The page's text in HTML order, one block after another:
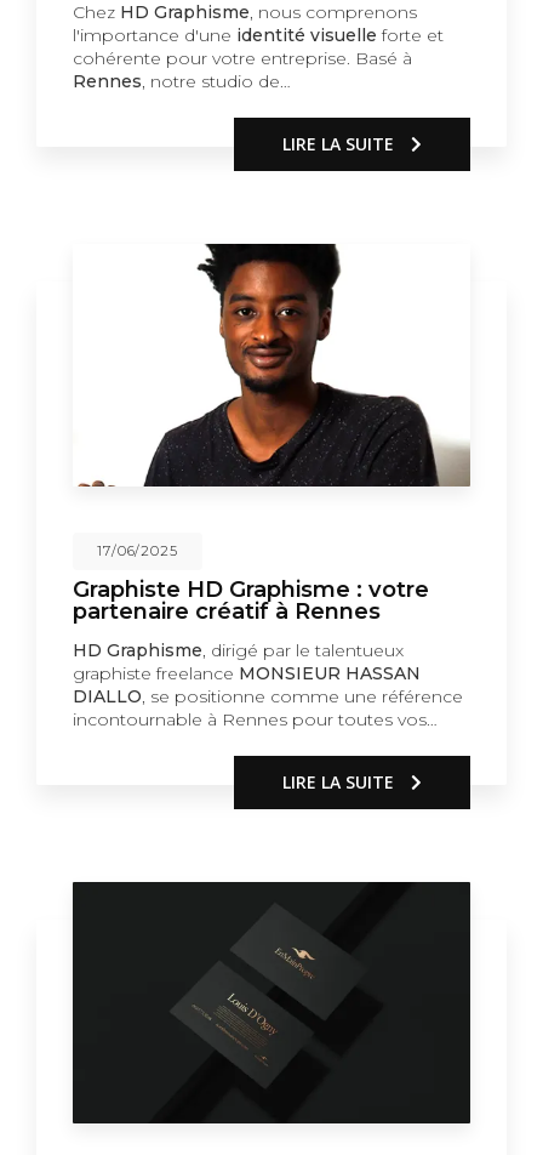
Chez HD Graphisme, nous comprenons
l'importance d'une identité visuelle forte et
cohérente pour votre entreprise. Basé à
Rennes, notre studio de…
LIRE LA SUITE
17/06/2025
Graphiste HD Graphisme : votre
partenaire créatif à Rennes
HD Graphisme, dirigé par le talentueux
graphiste freelance MONSIEUR HASSAN
DIALLO, se positionne comme une référence
incontournable à Rennes pour toutes vos…
LIRE LA SUITE